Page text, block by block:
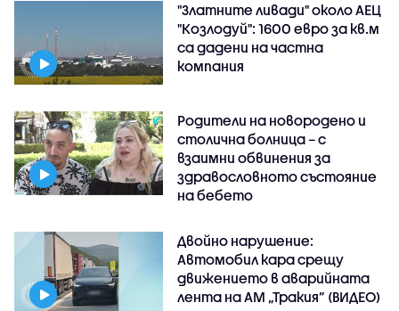
"Златните ливади" около АЕЦ
"Козлодуй": 1600 евро за кв.м
са дадени на частна
компания
Родители на новородено и
столична болница – с
взаимни обвинения за
здравословното състояние
на бебето
Двойно нарушение:
Автомобил кара срещу
движението в аварийната
лента на АМ „Тракия” (ВИДЕО)